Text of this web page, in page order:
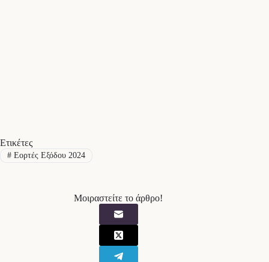
Ετικέτες
#Εορτές Εξόδου 2024
Μοιραστείτε το άρθρο!